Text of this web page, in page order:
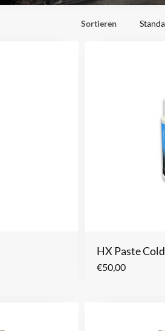
Sortieren
HX Paste Cold
€50,00